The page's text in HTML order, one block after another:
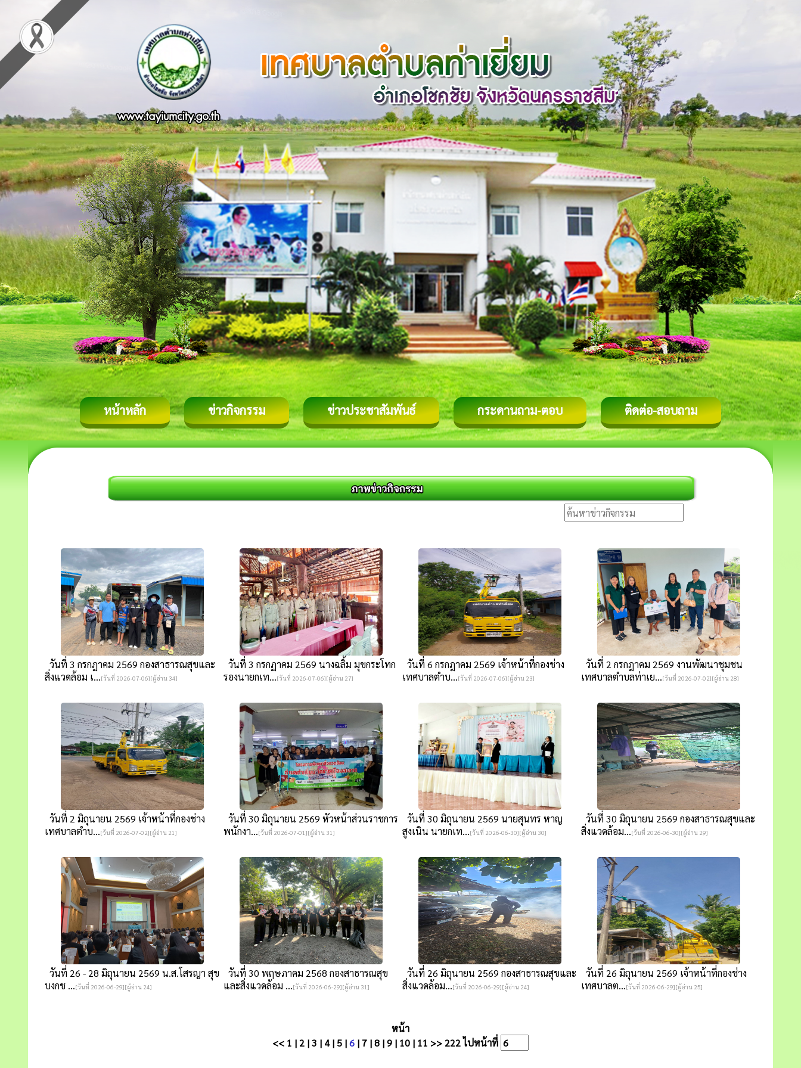
หน้าหลัก ข่าวกิจกรรม ข่าวประชาสัมพันธ์ กระดานถาม-ตอบ ติดต่อ-สอบถาม
วันที่ 3 กรกฎาคม 2569 กองสาธารณสุขและ
สิ่งแวดล้อม เ...[วันที่ 2026-07-06][ผู้อ่าน 34]
วันที่ 3 กรกฏาคม 2569 นางฉลิ้ม มุขกระโทก
รองนายกเท...[วันที่ 2026-07-06][ผู้อ่าน 27]
วันที่ 6 กรกฎาคม 2569 เจ้าหน้าที่กองช่าง
เทศบาลตำบ...[วันที่ 2026-07-06][ผู้อ่าน 23]
วันที่ 2 กรกฎาคม 2569 งานพัฒนาชุมชน
เทศบาลตำบลท่าเย...[วันที่ 2026-07-02][ผู้อ่าน 28]
วันที่ 2 มิถุนายน 2569 เจ้าหน้าที่กองช่าง
เทศบาลตำบ...[วันที่ 2026-07-02][ผู้อ่าน 21]
วันที่ 30 มิถุนายน 2569 หัวหน้าส่วนราชการ
พนักงา...[วันที่ 2026-07-01][ผู้อ่าน 31]
วันที่ 30 มิถุนายน 2569 นายสุนทร หาญ
สูงเนิน นายกเท...[วันที่ 2026-06-30][ผู้อ่าน 30]
วันที่ 30 มิถุนายน 2569 กองสาธารณสุขและ
สิ่งแวดล้อม...[วันที่ 2026-06-30][ผู้อ่าน 29]
วันที่ 26 - 28 มิถุนายน 2569 น.ส.โสรญา สุข
บงกช ...[วันที่ 2026-06-29][ผู้อ่าน 24]
วันที่ 30 พฤษภาคม 2568 กองสาธารณสุข
และสิ่งแวดล้อม ...[วันที่ 2026-06-29][ผู้อ่าน 31]
วันที่ 26 มิถุนายน 2569 กองสาธารณสุขและ
สิ่งแวดล้อม...[วันที่ 2026-06-29][ผู้อ่าน 24]
วันที่ 26 มิถุนายน 2569 เจ้าหน้าที่กองช่าง
เทศบาลต...[วันที่ 2026-06-29][ผู้อ่าน 25]
หน้า
<< 1 |2 |3 | 4| 5 |6 | 7 |8 |9 | 10 | 11 >>222ไปหน้าที่